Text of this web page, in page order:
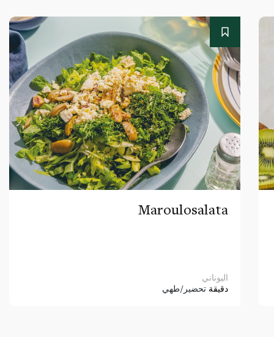
Maroulosalata
اليوناني
دقيقة تحضير/طهي